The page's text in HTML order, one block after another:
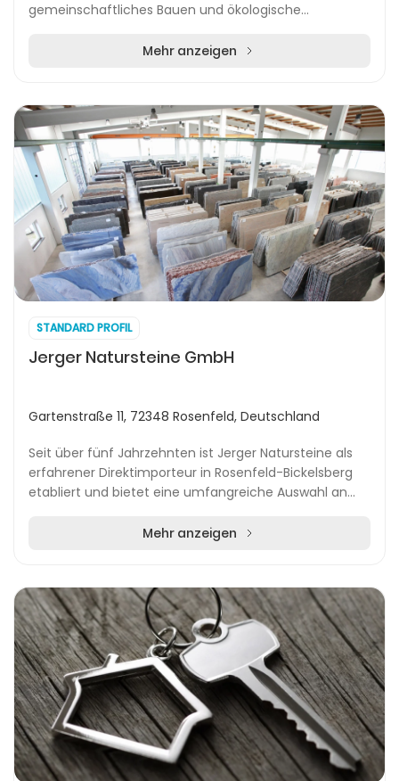
gemeinschaftliches Bauen und ökologische
Mehr anzeigen
STANDARD PROFIL
Jerger Natursteine GmbH
Gartenstraße 11, 72348 Rosenfeld, Deutschland
Seit über fünf Jahrzehnten ist Jerger Natursteine als
erfahrener Direktimporteur in Rosenfeld-Bickelsberg
etabliert und bietet eine umfangreiche Auswahl an
Mehr anzeigen